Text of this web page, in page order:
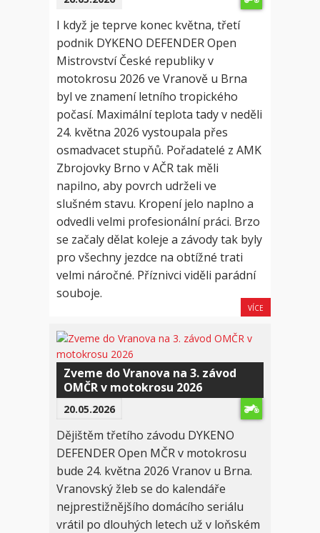
I když je teprve konec května, třetí
podnik DYKENO DEFENDER Open
Mistrovství České republiky v
motokrosu 2026 ve Vranově u Brna
byl ve znamení letního tropického
počasí. Maximální teplota tady v neděli
24. května 2026 vystoupala přes
osmadvacet stupňů. Pořadatelé z AMK
Zbrojovky Brno v AČR tak měli
napilno, aby povrch udrželi ve
slušném stavu. Kropení jelo naplno a
odvedli velmi profesionální práci. Brzo
se začaly dělat koleje a závody tak byly
pro všechny jezdce na obtížné trati
velmi náročné. Příznivci viděli parádní
souboje.
VÍCE
Zveme do Vranova na 3. závod
OMČR v motokrosu 2026
20.05.2026
Dějištěm třetího závodu DYKENO
DEFENDER Open MČR v motokrosu
bude 24. května 2026 Vranov u Brna.
Vranovský žleb se do kalendáře
nejprestižnějšího domácího seriálu
vrátil po dlouhých letech už v loňském